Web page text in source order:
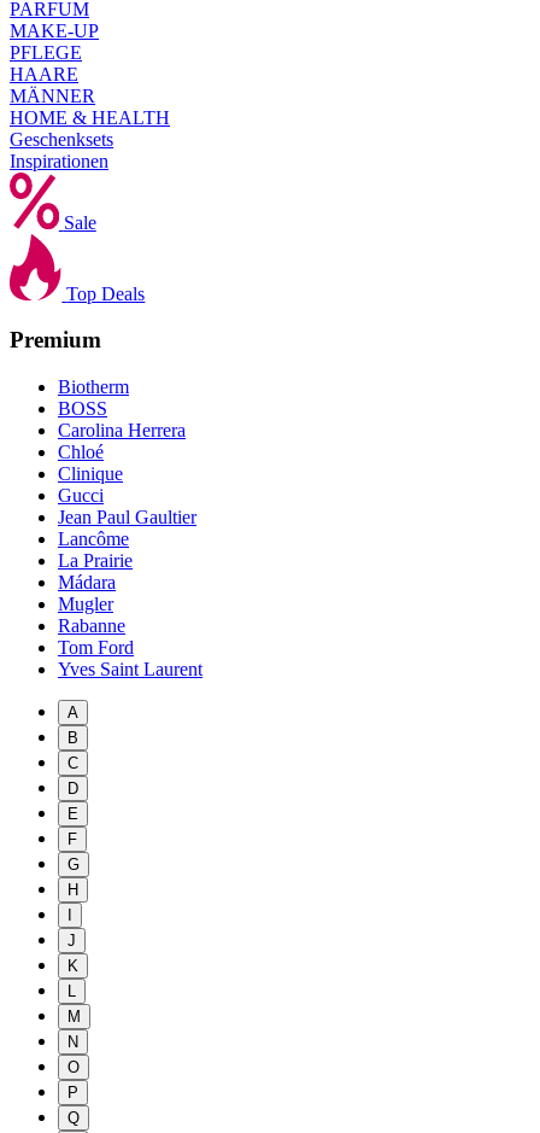
PARFUM
MAKE-UP
PFLEGE
HAARE
MÄNNER
HOME & HEALTH
Geschenksets
Inspirationen
Sale
Top Deals
Premium
Biotherm
BOSS
Carolina Herrera
Chloé
Clinique
Gucci
Jean Paul Gaultier
Lancôme
La Prairie
Mádara
Mugler
Rabanne
Tom Ford
Yves Saint Laurent
A
B
C
D
E
F
G
H
J
K
L
M
N
O
P
Q